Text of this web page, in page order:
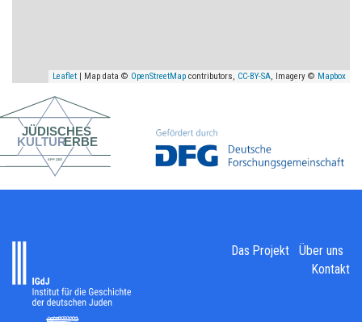
Leaflet | Map data © OpenStreetMap contributors, CC-BY-SA, Imagery © Mapbox
Das Projekt
Über uns
Kontakt